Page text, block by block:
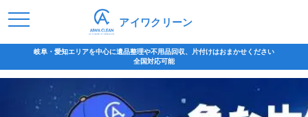
アイワクリーン